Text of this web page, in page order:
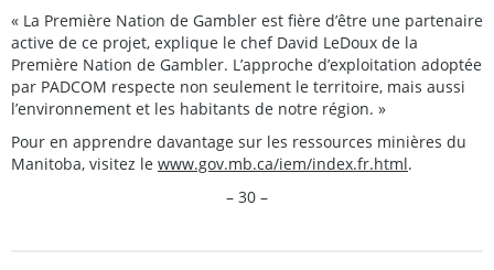
« La Première Nation de Gambler est fière d’être une partenaire
active de ce projet, explique le chef David LeDoux de la
Première Nation de Gambler. L’approche d’exploitation adoptée
par PADCOM respecte non seulement le territoire, mais aussi
l’environnement et les habitants de notre région. »
Pour en apprendre davantage sur les ressources minières du
Manitoba, visitez le www.gov.mb.ca/iem/index.fr.html.
– 30 –